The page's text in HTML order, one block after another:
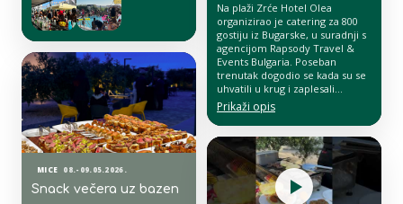
Na plaži Zrće Hotel Olea
organizirao je catering za 800
gostiju iz Bugarske, u suradnji s
agencijom Rapsody Travel &
Events Bulgaria. Poseban
trenutak dogodio se kada su se
uhvatili u krug i zaplesali
tradicionalni bugarski ples —
stvarajući prizor koji je spojio
kulturu, mladost, glazbu i
energiju Zrća.
Za Hotel Olea, ovakvi događaji
pokazuju da gostoprimstvo ne
završava u hotelu — ono se
može preseliti i na plažu, među
Prikaži opis
MICE 08.-09.05.2026.
Snack večera uz bazen